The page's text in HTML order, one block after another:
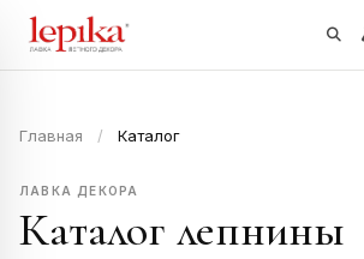
Главная / Каталог
ЛАВКА ДЕКОРА
Каталог лепнины